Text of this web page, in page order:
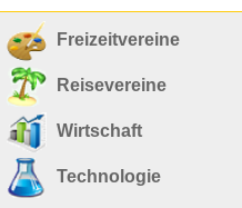
Freizeitvereine
Reisevereine
Wirtschaft
Technologie